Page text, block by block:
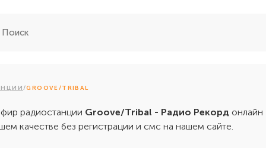
/GROOVE/TRIBAL
радиостанции Groove/Tribal - Радио Рекорд онлайн
качестве без регистрации и смс на нашем сайте.